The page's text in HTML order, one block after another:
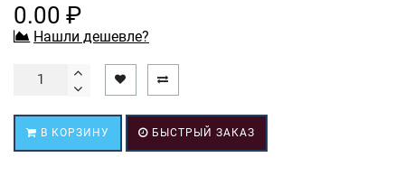
0.00 ₽
Нашли дешевле?
В КОРЗИНУ БЫСТРЫЙ ЗАКАЗ